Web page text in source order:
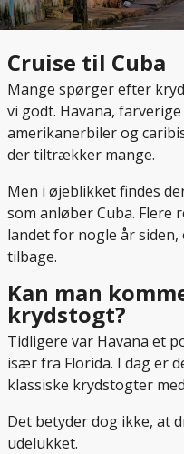
Cruise til Cuba
Mange spørger efter
vi godt. Havana,
amerikanerbiler og
der tiltrækker mange.
Men i øjeblikket findes
som anløber Cuba. Flere
landet for nogle år
tilbage.
Kan man
krydstogt?
Tidligere var Havana et
især fra Florida. I dag er
klassiske krydstogter
Det betyder dog ikke, at
udelukket.